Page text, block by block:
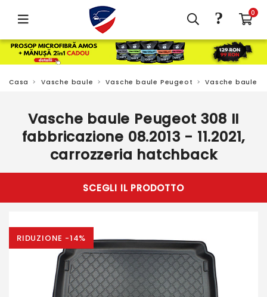
0
?
Casa Vasche baule Vasche baule Peugeot Vasche baule
Vasche baule Peugeot 308 II
fabbricazione 08.2013 - 11.2021,
carrozzeria hatchback
SCEGLI IL PRODOTTO
RIDUZIONE -14%